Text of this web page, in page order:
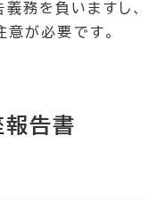
務を負いますし、
が必要です。
報告書